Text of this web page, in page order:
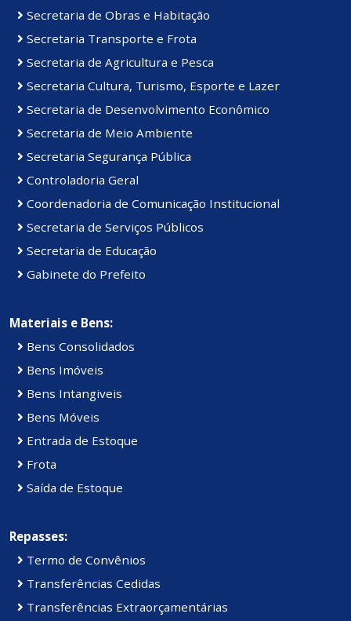
Secretaria de Obras e Habitação
Secretaria Transporte e Frota
Secretaria de Agricultura e Pesca
Secretaria Cultura, Turismo, Esporte e Lazer
Secretaria de Desenvolvimento Econômico
Secretaria de Meio Ambiente
Secretaria Segurança Pública
Controladoria Geral
Coordenadoria de Comunicação Institucional
Secretaria de Serviços Públicos
Secretaria de Educação
Gabinete do Prefeito
Materiais e Bens:
Bens Consolidados
Bens Imóveis
Bens Intangiveis
Bens Móveis
Entrada de Estoque
Frota
Saída de Estoque
Repasses:
Termo de Convênios
Transferências Cedidas
Transferências Extraorçamentárias